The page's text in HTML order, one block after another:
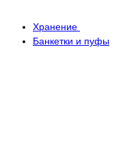
Хранение
Банкетки и пуфы